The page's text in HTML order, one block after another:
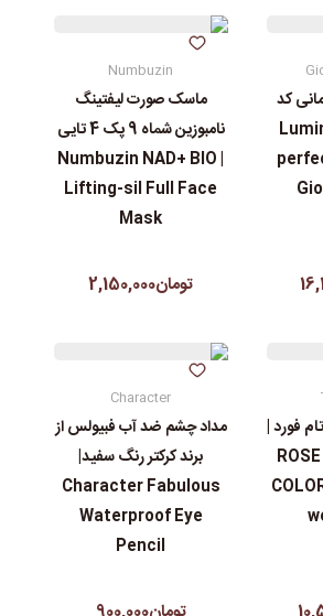
کد
3.5 |
Numbuzin
ماسک صورت لیفتینگ
نامبوزین شماه 9 پک 4 تایی
| Numbuzin NAD+ BIO
Lifting-sil Full Face
Mask
تومان2,150,000
رژلب ROSE EXP تام فورد |
Character
مداد چشم ضد آب فبیولس از
برند کرکتر رنگ سفید|
Character Fabulous
Waterproof Eye
Pencil